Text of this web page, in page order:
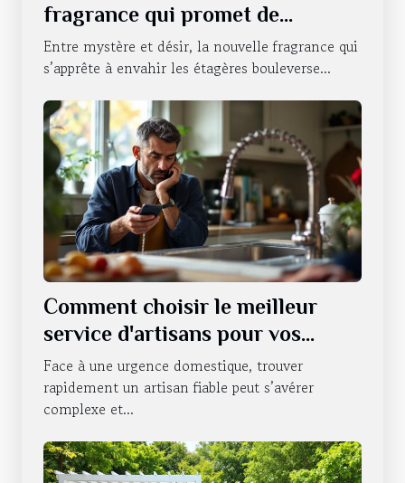
fragrance qui promet de
révolutionner la séduction
Entre mystère et désir, la nouvelle fragrance qui
s’apprête à envahir les étagères bouleverse...
Comment choisir le meilleur
service d'artisans pour vos
urgences domestiques ?
Face à une urgence domestique, trouver
rapidement un artisan fiable peut s’avérer
complexe et...